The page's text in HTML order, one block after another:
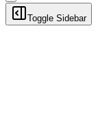
Toggle Sidebar